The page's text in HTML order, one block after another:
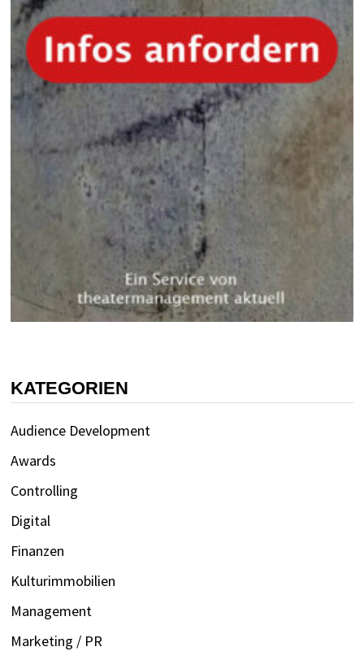
KATEGORIEN
Audience Development
Awards
Controlling
Digital
Finanzen
Kulturimmobilien
Management
Marketing / PR